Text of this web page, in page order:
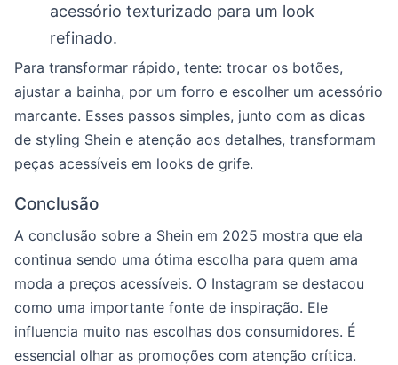
acessório texturizado para um look
refinado.
Para transformar rápido, tente: trocar os botões,
ajustar a bainha, por um forro e escolher um acessório
marcante. Esses passos simples, junto com as dicas
de styling Shein e atenção aos detalhes, transformam
peças acessíveis em looks de grife.
Conclusão
A conclusão sobre a Shein em 2025 mostra que ela
continua sendo uma ótima escolha para quem ama
moda a preços acessíveis. O Instagram se destacou
como uma importante fonte de inspiração. Ele
influencia muito nas escolhas dos consumidores. É
essencial olhar as promoções com atenção crítica.